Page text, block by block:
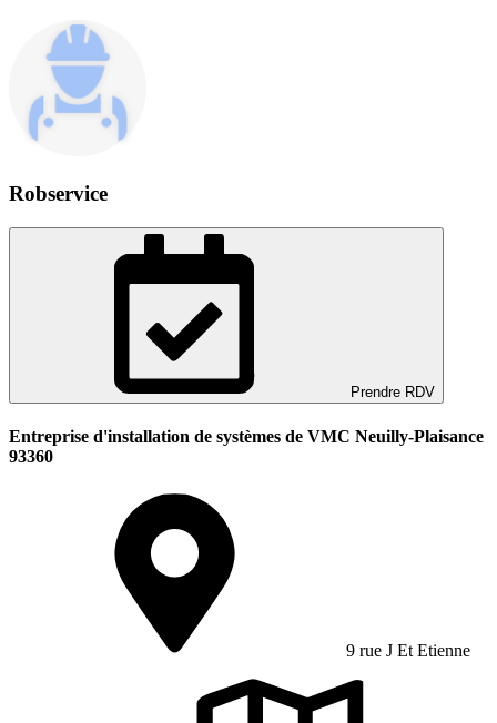
Robservice
Prendre RDV
Entreprise d'installation de systèmes de VMC Neuilly-Plaisance
93360
9 rue J Et Etienne